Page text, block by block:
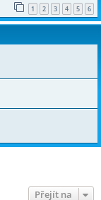
1 2 3 4 5 6
Přejít na